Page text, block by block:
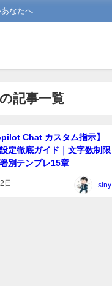
なたへ
記事一覧
Chat カスタム指示】
定徹底ガイド｜文字数制限
別テンプレ15章
日 siny